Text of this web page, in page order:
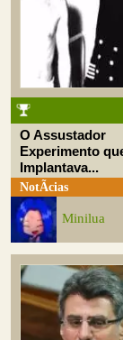
O Assustador
Experimento
Implantava...
NotÃ­cias
Minilua